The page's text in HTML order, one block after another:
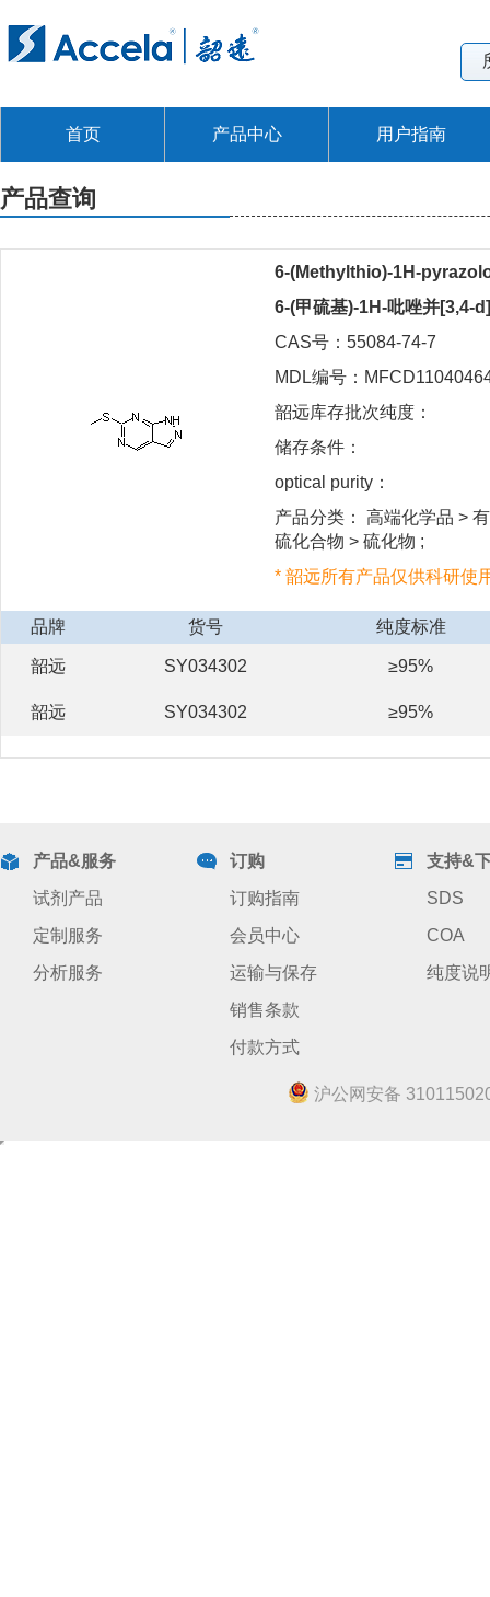
首页 产品中心 用户指南
产品查询
6-(Methylthio)-1H-
6-(甲硫基)-1H-吡唑并[3,4-
CAS号：55084-74-7
MDL编号：
韶远库存批次纯度：
储存条件：
optical purity：
产品分类： 高端化学品 >
硫化合物 > 硫化物 ;
* 韶远所有产品仅供科研使
品牌 货号 纯度标准
韶远 SY034302 ≥95%
韶远 SY034302 ≥95%
产品&服务
试剂产品
定制服务
分析服务
订购
订购指南
会员中心
运输与保存
销售条款
付款方式
支持&
SDS
COA
纯度说
沪公网安备